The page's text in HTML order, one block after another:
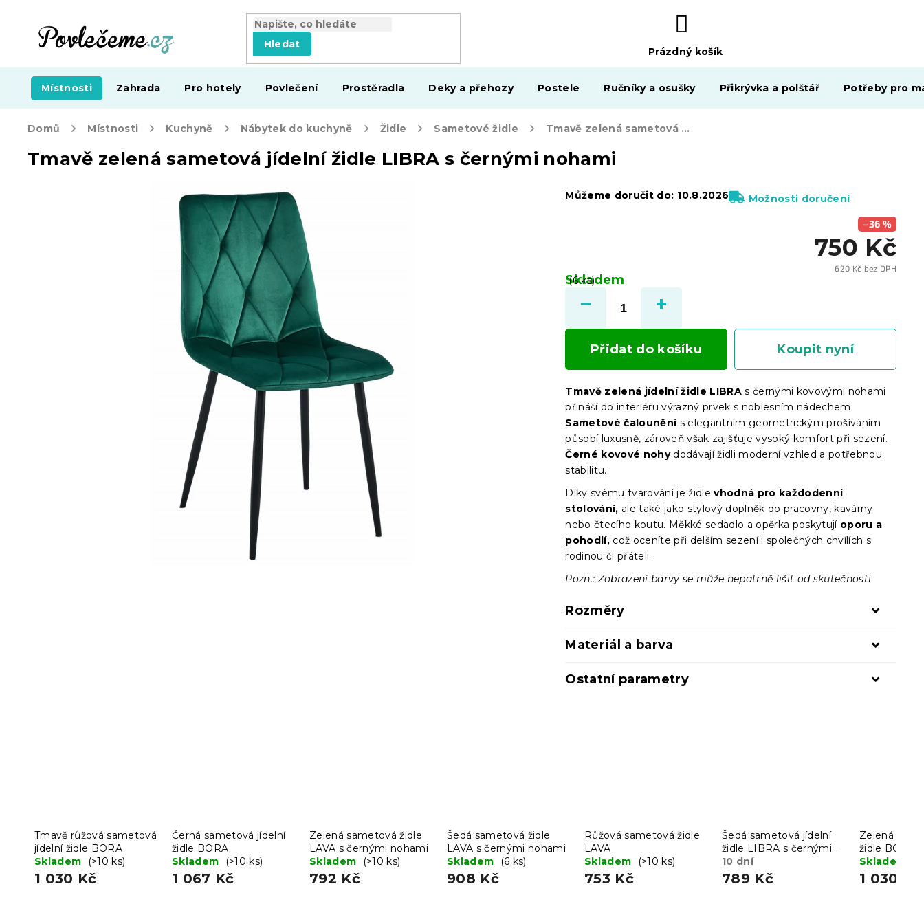
Hledat
NÁKUPNÍ
KOŠÍK
Prázdný košík
Místnosti Zahrada Pro hotely Povlečení Prostěradla Deky a přehozy Postele Ručníky a osušky Přikrývka a polštář Potřeby pro
Domů Místnosti Kuchyně Nábytek do kuchyně Židle Sametové židle Tmavě zelená sametová jídelní židle LIBRA s černými nohami
Tmavě zelená sametová jídelní židle LIBRA s černými nohami
–36 %
750 Kč
620 Kč bez DPH
Skladem
(6 ks)
Můžeme doručit do: 10.8.2026 Možnosti doručení
Přidat do košíku Koupit nyní
Tmavě zelená jídelní židle LIBRA s černými kovovými nohami
přináší do interiéru výrazný prvek s noblesním nádechem.
Sametové čalouněnís elegantním geometrickým prošíváním
působí luxusně, zároveň však zajišťuje vysoký komfort při sezení.
Černé kovové nohydodávají židli moderní vzhled a potřebnou
stabilitu.
Díky svému tvarování je židlevhodná pro každodenní
stolování, ale také jako stylový doplněk do pracovny, kavárny
nebo čtecího koutu. Měkké sedadlo a opěrka poskytují oporu a
pohodlí, což oceníte při delším sezení i společných chvílích s
rodinou či přáteli.
Pozn.: Zobrazení barvy se může nepatrně lišit od skutečnosti
Rozměry
Materiál a barva
Ostatní parametry
Tmavě růžová sametová
jídelní židle BORA
Skladem
(>10 ks)
1 030 Kč
Černá sametová jídelní
židle BORA
Skladem
(>10 ks)
1 067 Kč
Zelená sametová židle
LAVA s černými nohami
Skladem
(>10 ks)
792 Kč
Šedá sametová židle
LAVA s černými nohami
Skladem
(6 ks)
908 Kč
Růžová sametová židle
LAVA
Skladem
(>10 ks)
753 Kč
Šedá sametová jídelní
židle LIBRA s černými
nohami
10 dní
789 Kč
Zelená
židle BORA
Skladem
1 030 Kč